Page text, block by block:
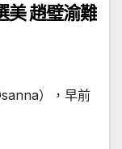
美 趙璧渝難
），早前